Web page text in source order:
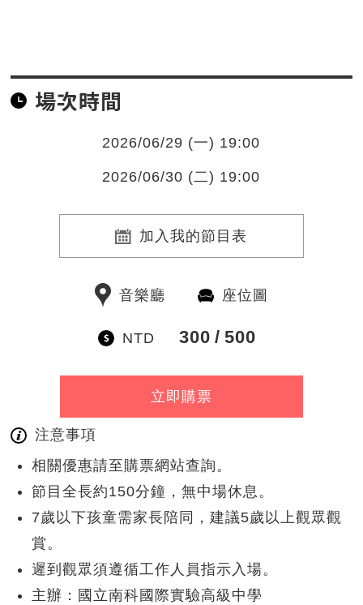
場次時間
2026/06/29 (一) 19:00
2026/06/30 (二) 19:00
加入我的節目表
音樂廳 座位圖
NTD 300 500
立即購票
注意事項
相關優惠請至購票網站查詢。
節目全長約150分鐘，無中場休息。
7歲以下孩童需家長陪同，建議5歲以上觀眾觀
賞。
遲到觀眾須遵循工作人員指示入場。
主辦：國立南科國際實驗高級中學